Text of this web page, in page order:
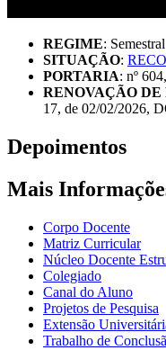
REGIME: Semestral
SITUAÇÃO:
PORTARIA: nº
RENOVAÇÃO
17, de 02/02/2026,
Depoimentos
Mais
Corpo Docente
Matriz Curricular
Núcleo Docente
Colegiado
Canal do Aluno
Projetos de Pesquisa
Extensão
Trabalho de